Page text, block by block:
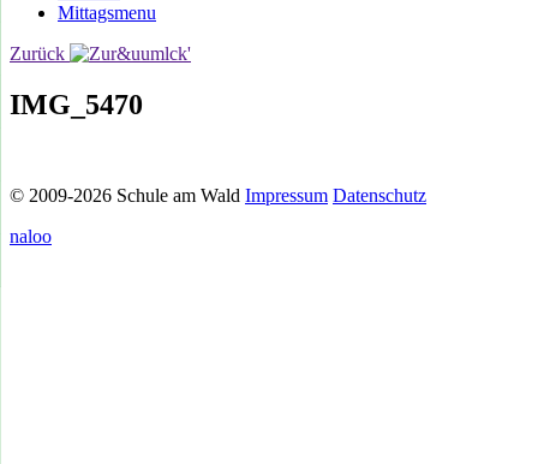
Mittagsmenu
Zurück
IMG_5470
© 2009-2026 Schule am Wald Impressum Datenschutz
naloo